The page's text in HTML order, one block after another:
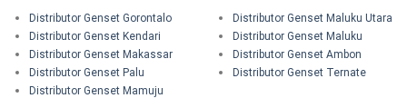
Distributor Genset Gorontalo
Distributor Genset Kendari
Distributor Genset Makassar
Distributor Genset Palu
Distributor Genset Mamuju
Distributor Genset Maluku Utara
Distributor Genset Maluku
Distributor Genset Ambon
Distributor Genset Ternate